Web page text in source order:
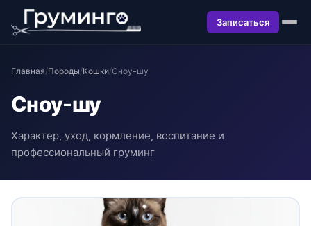
Записаться
Главная/Породы/Кошки/Сноу-шу
Сноу-шу
Характер, уход, кормление, воспитание и
профессиональный груминг